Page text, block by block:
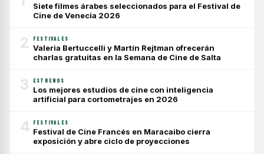
Siete filmes árabes seleccionados para el Festival de
Cine de Venecia 2026
2 FESTIVALES
Valeria Bertuccelli y Martín Rejtman ofrecerán
charlas gratuitas en la Semana de Cine de Salta
3 ESTRENOS
Los mejores estudios de cine con inteligencia
artificial para cortometrajes en 2026
4 FESTIVALES
Festival de Cine Francés en Maracaibo cierra
exposición y abre ciclo de proyecciones